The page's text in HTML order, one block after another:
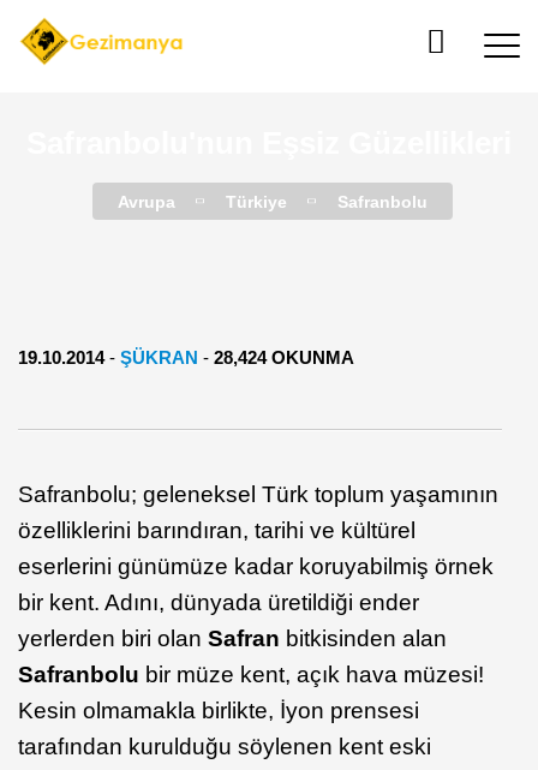
Avrupa Türkiye Safranbolu
19.10.2014- ŞÜKRAN - 28,424 OKUNMA
Safranbolu; geleneksel Türk toplum yaşamının
özelliklerini barındıran, tarihi ve kültürel
eserlerini günümüze kadar koruyabilmiş örnek
bir kent. Adını, dünyada üretildiği ender
yerlerden biri olan Safran bitkisinden alan
Safranbolu bir müze kent, açık hava müzesi!
Kesin olmamakla birlikte, İyon prensesi
tarafından kurulduğu söylenen kent eski